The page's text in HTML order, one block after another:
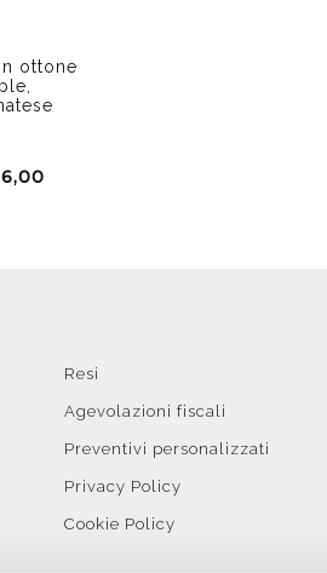
ottone
Resi
Agevolazioni fiscali
Preventivi personalizzati
Privacy Policy
Cookie Policy